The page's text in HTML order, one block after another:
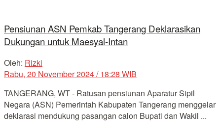
Pensiunan ASN Pemkab Tangerang Deklarasikan
Dukungan untuk Maesyal-Intan
Oleh: Rizki
Rabu, 20 November 2024 / 18:28 WIB
TANGERANG, WT - Ratusan pensiunan Aparatur Sipil
Negara (ASN) Pemerintah Kabupaten Tangerang menggelar
deklarasi mendukung pasangan calon Bupati dan Wakil ...